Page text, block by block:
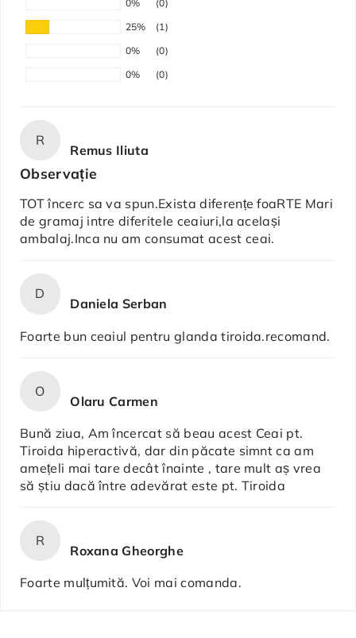
0%
(0)
25%
(1)
0%
(0)
0%
(0)
R
Remus Iliuta
Observație
TOT încerc sa va spun.Exista diferențe foaRTE Mari
de gramaj intre diferitele ceaiuri,la același
ambalaj.Inca nu am consumat acest ceai.
D
Daniela Serban
Foarte bun ceaiul pentru glanda tiroida.recomand.
O
Olaru Carmen
Bună ziua, Am încercat să beau acest Ceai pt.
Tiroida hiperactivă, dar din păcate simnt ca am
amețeli mai tare decât înainte , tare mult aș vrea
să știu dacă între adevărat este pt. Tiroida
R
Roxana Gheorghe
Foarte mulțumită. Voi mai comanda.